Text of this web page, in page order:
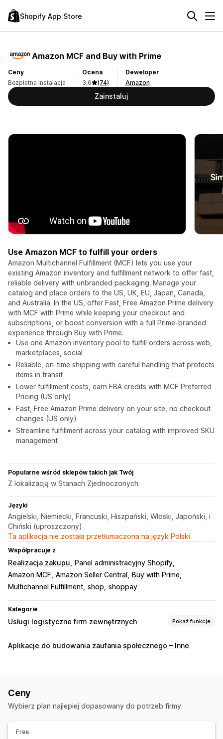
Shopify App Store
Amazon MCF and Buy with Prime
Ceny
Bezpłatna instalacja
Ocena
3,6
(74)
Deweloper
Amazon
Zainstaluj
Use Amazon MCF to fulfill your orders
Amazon Multichannel Fulfillment (MCF) lets you use your
existing Amazon inventory and fulfillment network to offer fast,
reliable delivery with unbranded packaging. Manage your
catalog and place orders to the US, UK, EU, Japan, Canada,
and Australia. In the US, offer Fast, Free Amazon Prime delivery
with MCF with Prime while keeping your checkout and
subscriptions, or boost conversion with a full Prime-branded
experience through Buy with Prime.
Use one Amazon inventory pool to fulfill orders across web,
marketplaces, social
Reliable, on-time shipping with careful handling that protects
items in transit
Lower fulfillment costs, earn FBA credits with MCF Preferred
Pricing (US only)
Fast, Free Amazon Prime delivery on your site, no checkout
changes (US only)
Streamline fulfillment across your catalog with improved SKU
management
Popularne wśród sklepów takich jak Twój
Z lokalizacją w Stanach Zjednoczonych
Języki
Angielski, Niemiecki, Francuski, Hiszpański, Włoski, Japoński, i
Chiński (uproszczony)
Ta aplikacja nie została przetłumaczona na język Polski
Współpracuje z
Realizacja zakupu
Panel administracyjny Shopify
Amazon MCF Amazon Seller Central
Buy with Prime
Multichannel Fulfillment shop shoppay
Kategorie
Usługi logistyczne firm zewnętrznych Pokaż funkcje
Zarządzanie zamówieniami
Zarządzanie zapasami
Automatyczna synchronizacja
Wiele magazynów
Aplikacje do budowania zaufania społecznego – Inne
Ceny
Wybierz plan najlepiej dopasowany do potrzeb firmy.
Free